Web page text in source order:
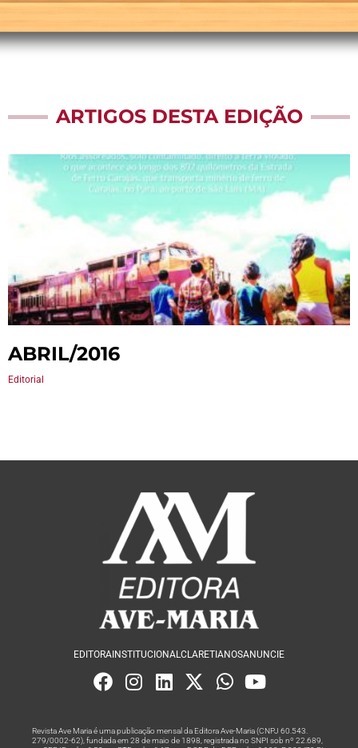
ARTIGOS DESTA EDIÇÃO
ABRIL/2016
Editorial
EDITORA INSTITUCIONALCLARETIANOSANUNCIE
Revista Ave Maria é uma publicação mensal da Editora Ave-Maria (CNPJ 60.543.
279/0002-62), fundada em 28 de maio de 1898, registrada no SNPI sob nº 22.689,